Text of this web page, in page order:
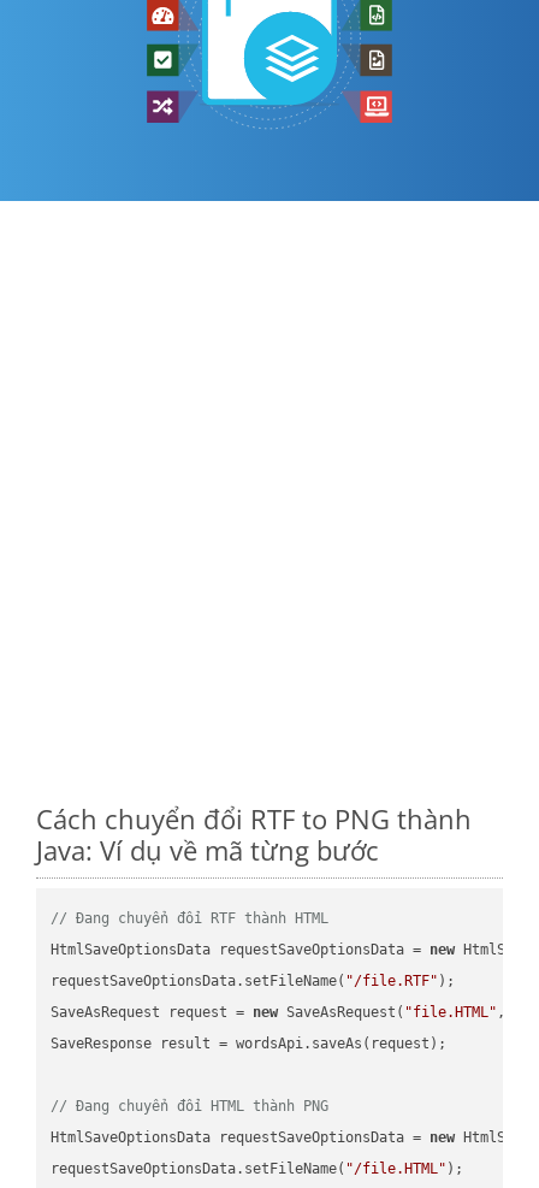
Cách chuyển đổi RTF to PNG thành
Java: Ví dụ về mã từng bước
// Đang chuyển đổi RTF thành HTML
HtmlSaveOptionsData requestSaveOptionsData = new
requestSaveOptionsData.setFileName( "/file.RTF" );
SaveAsRequest request = new SaveAsRequest( "file.HTML"
SaveResponse result = wordsApi.saveAs(request);
// Đang chuyển đổi HTML thành PNG
HtmlSaveOptionsData requestSaveOptionsData = new
requestSaveOptionsData.setFileName( "/file.HTML" );